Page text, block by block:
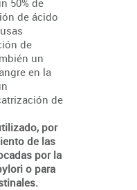
de ácido
de
un
en la
de
por
de las
por la
o para